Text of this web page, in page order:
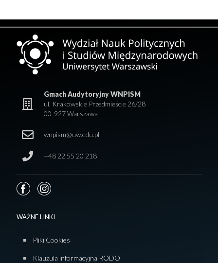
Gmach Audytoryjny WNPISM
ul. Krakowskie Przedmieście 26/28
00-927 Warszawa
wnpism@uw.edu.pl
+48 22 55 20 218
WAŻNE LINKI
Pliki Cookies
Klauzula informacyjna RODO